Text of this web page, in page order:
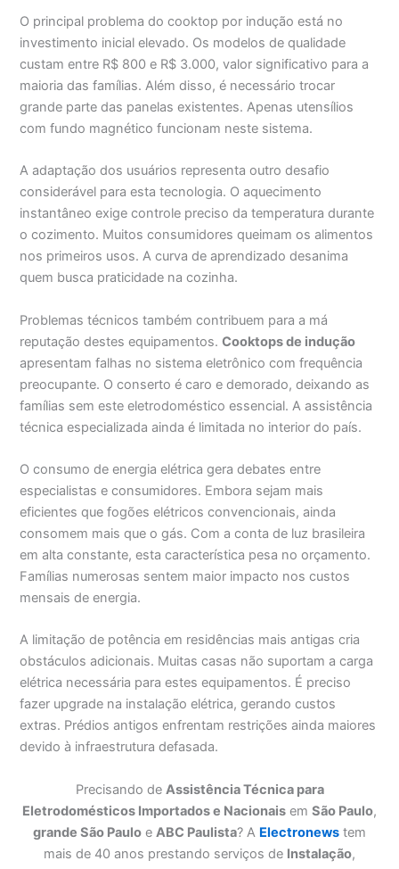
O principal problema do cooktop por indução está no
investimento inicial elevado. Os modelos de qualidade
custam entre R$ 800 e R$ 3.000, valor significativo para a
maioria das famílias. Além disso, é necessário trocar
grande parte das panelas existentes. Apenas utensílios
com fundo magnético funcionam neste sistema.
A adaptação dos usuários representa outro desafio
considerável para esta tecnologia. O aquecimento
instantâneo exige controle preciso da temperatura durante
o cozimento. Muitos consumidores queimam os alimentos
nos primeiros usos. A curva de aprendizado desanima
quem busca praticidade na cozinha.
Problemas técnicos também contribuem para a má
reputação destes equipamentos.Cooktops de indução
apresentam falhas no sistema eletrônico com frequência
preocupante. O conserto é caro e demorado, deixando as
famílias sem este eletrodoméstico essencial. A assistência
técnica especializada ainda é limitada no interior do país.
O consumo de energia elétrica gera debates entre
especialistas e consumidores. Embora sejam mais
eficientes que fogões elétricos convencionais, ainda
consomem mais que o gás. Com a conta de luz brasileira
em alta constante, esta característica pesa no orçamento.
Famílias numerosas sentem maior impacto nos custos
mensais de energia.
A limitação de potência em residências mais antigas cria
obstáculos adicionais. Muitas casas não suportam a carga
elétrica necessária para estes equipamentos. É preciso
fazer upgrade na instalação elétrica, gerando custos
extras. Prédios antigos enfrentam restrições ainda maiores
devido à infraestrutura defasada.
Precisando de Assistência Técnica para
Eletrodomésticos Importados e Nacionais em São Paulo,
grande São Paulo e ABC Paulista? A Electronews tem
mais de 40 anos prestando serviços de Instalação,